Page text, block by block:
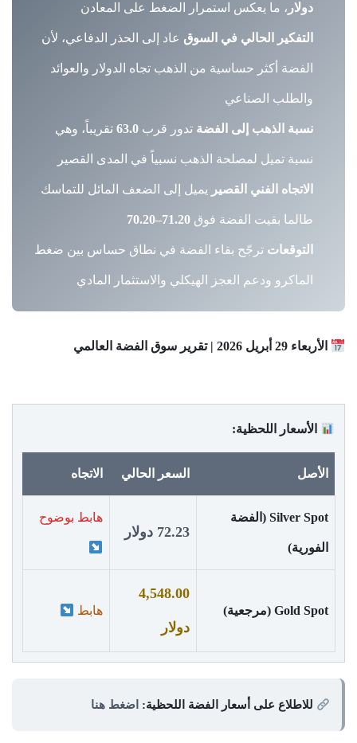
دولار ، ما يعكس استمرار الضغط على المعادن
التفكير الحالي في السوق عاد إلى الحذر الدفاعي، لأن
الفضة أكثر حساسية من الذهب تجاه الدولار والعوائد
والطلب الصناعي
نسبة الذهب إلى الفضة تدور قرب 63.0 تقريباً، وهي
نسبة تميل لمصلحة الذهب نسبياً في المدى القصير
الاتجاه الفني القصير يميل إلى الضعف المائل للتماسك
طالما بقيت الفضة فوق 71.20–70.20
التوقعات ترجّح بقاء الفضة في نطاق حساس بين ضغط
الماكرو ودعم العجز الهيكلي والاستثمار المادي
الأربعاء 29 أبريل 2026 | تقرير سوق الفضة العالمي
الأسعار اللحظية:
الأصل السعر الحالي الاتجاه
Silver Spot (الفضة
الفورية)
72.23 دولار
هابط بوضوح
Gold Spot (مرجعية)
4,548.00
دولار
هابط
للاطلاع على أسعار الفضة اللحظية: اضغط هنا